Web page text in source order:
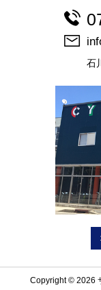
石
Copyright © 2026